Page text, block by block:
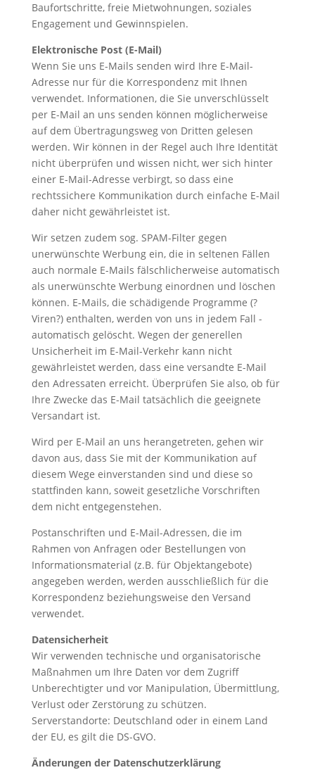
Baufortschritte, freie Mietwohnungen, soziales
Engagement und Gewinnspielen.
Elektronische Post (E-Mail)
Wenn Sie uns E-Mails senden wird Ihre E-Mail-
Adresse nur für die Korrespondenz mit Ihnen
verwendet. Informationen, die Sie unverschlüsselt
per E-Mail an uns senden können möglicherweise
auf dem Übertragungsweg von Dritten gelesen
werden. Wir können in der Regel auch Ihre Identität
nicht überprüfen und wissen nicht, wer sich hinter
einer E-Mail-Adresse verbirgt, so dass eine
rechtssichere Kommunikation durch einfache E-Mail
daher nicht gewährleistet ist.
Wir setzen zudem sog. SPAM-Filter gegen
unerwünschte Werbung ein, die in seltenen Fällen
auch normale E-Mails fälschlicherweise automatisch
als unerwünschte Werbung einordnen und löschen
können. E-Mails, die schädigende Programme (?
Viren?) enthalten, werden von uns in jedem Fall -
automatisch gelöscht. Wegen der generellen
Unsicherheit im E-Mail-Verkehr kann nicht
gewährleistet werden, dass eine versandte E-Mail
den Adressaten erreicht. Überprüfen Sie also, ob für
Ihre Zwecke das E-Mail tatsächlich die geeignete
Versandart ist.
Wird per E-Mail an uns herangetreten, gehen wir
davon aus, dass Sie mit der Kommunikation auf
diesem Wege einverstanden sind und diese so
stattfinden kann, soweit gesetzliche Vorschriften
dem nicht entgegenstehen.
Postanschriften und E-Mail-Adressen, die im
Rahmen von Anfragen oder Bestellungen von
Informationsmaterial (z.B. für Objektangebote)
angegeben werden, werden ausschließlich für die
Korrespondenz beziehungsweise den Versand
verwendet.
Datensicherheit
Wir verwenden technische und organisatorische
Maßnahmen um Ihre Daten vor dem Zugriff
Unberechtigter und vor Manipulation, Übermittlung,
Verlust oder Zerstörung zu schützen.
Serverstandorte: Deutschland oder in einem Land
der EU, es gilt die DS-GVO.
Änderungen der Datenschutzerklärung